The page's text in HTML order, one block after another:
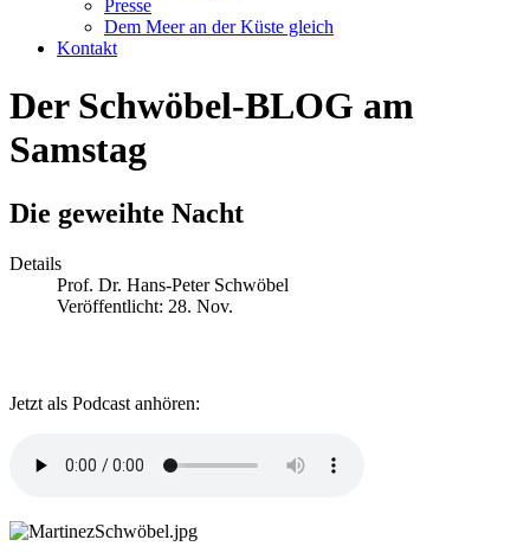
Presse
Dem Meer an der Küste gleich
Kontakt
Der Schwöbel-BLOG am
Samstag
Die geweihte Nacht
Details
Prof. Dr. Hans-Peter Schwöbel
Veröffentlicht: 28. Nov.
Jetzt als Podcast anhören: